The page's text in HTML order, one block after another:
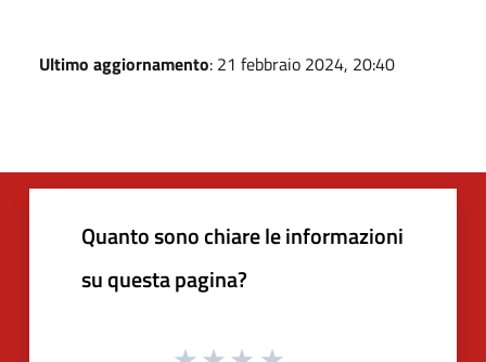
Ultimo aggiornamento: 21 febbraio 2024, 20:40
Quanto sono chiare le informazioni
su questa pagina?